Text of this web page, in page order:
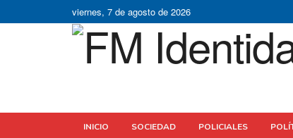
viernes, 7 de agosto de 2026
INICIO SOCIEDAD POLICIALES